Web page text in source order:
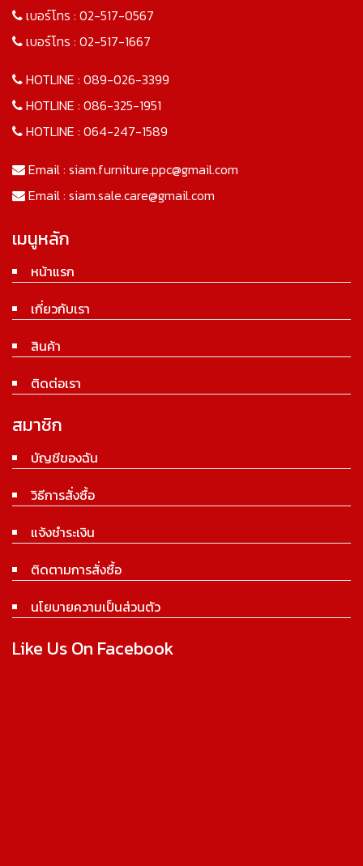
เบอร์โทร : 02-517-0567
เบอร์โทร : 02-517-1667
HOTLINE : 089-026-3399
HOTLINE : 086-325-1951
HOTLINE : 064-247-1589
Email : siam.furniture.ppc@gmail.com
Email : siam.sale.care@gmail.com
เมนูหลัก
หน้าแรก
เกี่ยวกับเรา
สินค้า
ติดต่อเรา
สมาชิก
บัญชีของฉัน
วิธีการสั่งซื้อ
แจ้งชำระเงิน
ติดตามการสั่งซื้อ
นโยบายความเป็นส่วนตัว
Like Us On Facebook